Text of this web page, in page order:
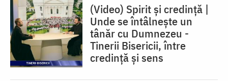
(Video) Spirit și credință |
Unde se întâlnește un
tânăr cu Dumnezeu -
Tinerii Bisericii, între
credinţă şi sens